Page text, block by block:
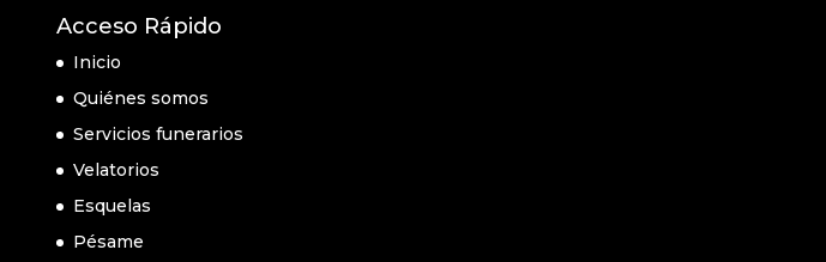
Acceso Rápido
Inicio
Quiénes somos
Servicios funerarios
Velatorios
Esquelas
Pésame